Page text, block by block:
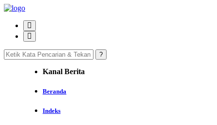
Kanal Berita
Beranda
Indeks